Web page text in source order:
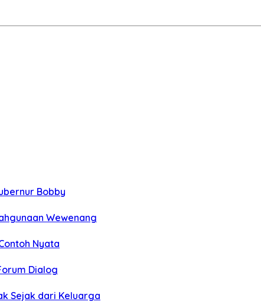
Bobby
Wewenang
Nyata
Dialog
Sejak dari Keluarga